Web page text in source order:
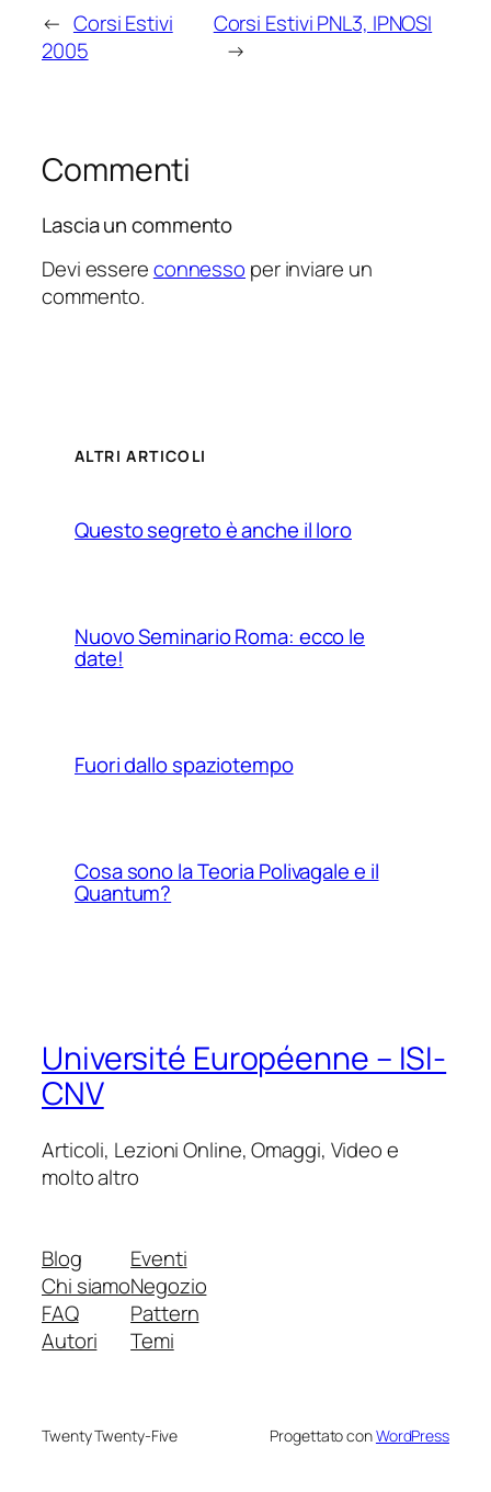
← Corsi Estivi
2005
Corsi Estivi PNL3, IPNOSI
→
Commenti
Lascia un commento
Devi essereconnesso per inviare un
commento.
ALTRI ARTICOLI
Questo segreto è anche il loro
Nuovo Seminario Roma: ecco le
date!
Fuori dallo spaziotempo
Cosa sono la Teoria Polivagale e il
Quantum?
Université Européenne – ISI-
CNV
Articoli, Lezioni Online, Omaggi, Video e
molto altro
Blog
Chi siamo
FAQ
Autori
Eventi
Negozio
Pattern
Temi
Twenty Twenty-Five Progettato conWordPress